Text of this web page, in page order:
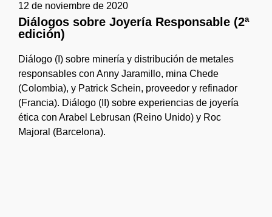
12 de noviembre de 2020
Diálogos sobre Joyería Responsable (2ª
edición)
Diálogo (I) sobre minería y distribución de metales
responsables con Anny Jaramillo, mina Chede
(Colombia), y Patrick Schein, proveedor y refinador
(Francia). Diálogo (II) sobre experiencias de joyería
ética con Arabel Lebrusan (Reino Unido) y Roc
Majoral (Barcelona).